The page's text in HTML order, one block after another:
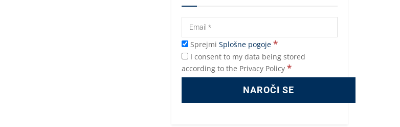
Sprejmi Splošne pogoje *
I consent to my data being stored
according to the Privacy Policy *